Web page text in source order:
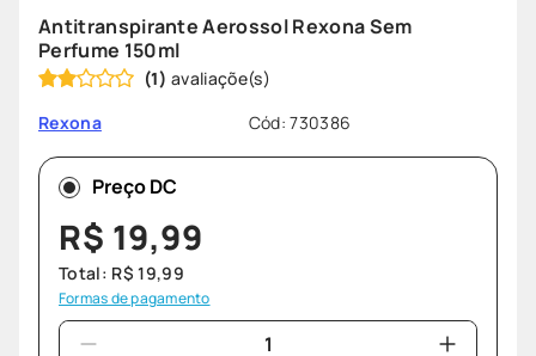
6º
ozivy
7º
lenço umedecido
9º
desodorante
10
fralda pampers
Antitranspirante Aerossol Rexona Sem
Perfume 150ml
(1)
Rexona
Cód:730386
Preço DC
R$ 19,99
Total: R$ 19,99
Formas de pagamento